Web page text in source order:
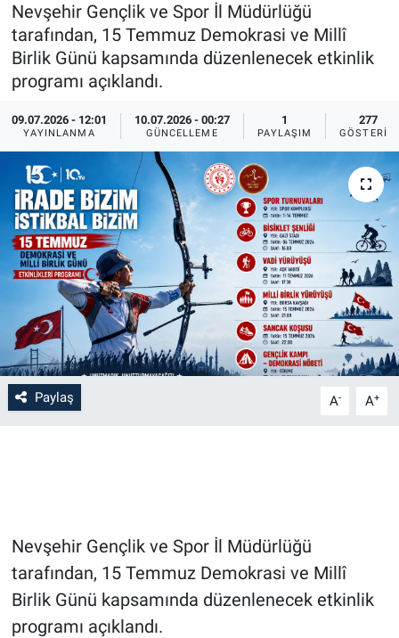
Nevşehir Gençlik ve Spor İl Müdürlüğü
tarafından, 15 Temmuz Demokrasi ve Millî
Birlik Günü kapsamında düzenlenecek etkinlik
programı açıklandı.
09.07.2026 - 12:01
YAYINLANMA
10.07.2026 - 00:27
GÜNCELLEME
1
PAYLAŞIM
277
GÖSTERIM
Paylaş A- A+
Nevşehir Gençlik ve Spor İl Müdürlüğü
tarafından, 15 Temmuz Demokrasi ve Millî
Birlik Günü kapsamında düzenlenecek etkinlik
programı açıklandı.
Sağlık
Yerel
Genel
Asayiş
İlan - Duyuru- Mesaj
Türkiye Gündemi
Sizden Gelenler
Yaşam
Sağlık
Eğitim
Kültür
3.Sayfa
Medya
Kayseri
Niğde
İlan - Duyuru- Mesaj
Türkiye Gündemi
Sizden Gelenler